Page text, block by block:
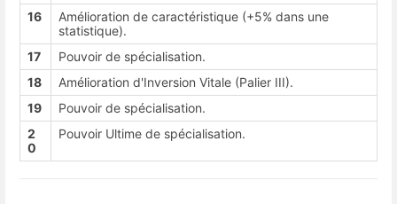
16
Amélioration de caractéristique (+5% dans une
statistique).
17
Pouvoir de spécialisation.
18
Amélioration d'Inversion Vitale (Palier III).
19
Pouvoir de spécialisation.
2
0
Pouvoir Ultime de spécialisation.